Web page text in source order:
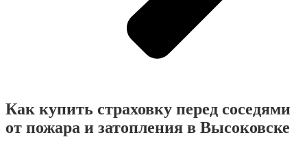
Как купить страховку перед соседями
от пожара и затопления в Высоковске